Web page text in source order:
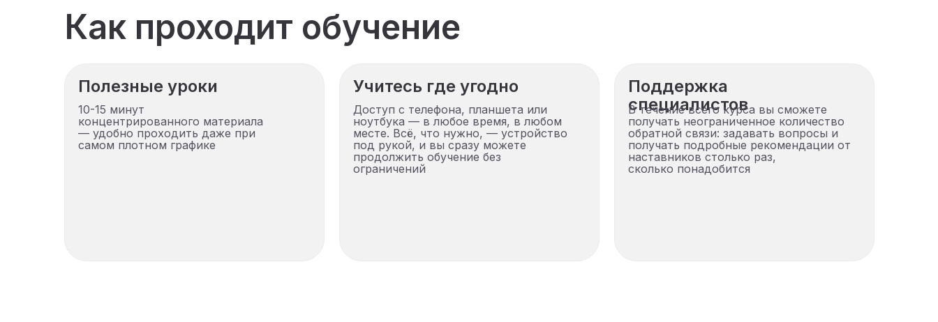
Как проходит обучение
Полезные уроки
10-15 минут
концентрированного материала
— удобно проходить даже при
самом плотном графике
Учитесь где угодно
Доступ с телефона, планшета или
ноутбука — в любое время, в любом
месте. Всё, что нужно, — устройство
под рукой, и вы сразу можете
продолжить обучение без
ограничений
Поддержка
специалистов
В течение всего курса вы сможете
получать неограниченное количество
обратной связи: задавать вопросы и
получать подробные рекомендации от
наставников столько раз,
сколько понадобится